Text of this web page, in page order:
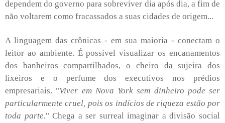
dependem do governo para sobreviver dia após dia, a fim de
não voltarem como fracassados a suas cidades de origem...
A linguagem das crônicas - em sua maioria - conectam o
leitor ao ambiente. É possível visualizar os encanamentos
dos banheiros compartilhados, o cheiro da sujeira dos
lixeiros e o perfume dos executivos nos prédios
empresariais. "Viver em Nova York sem dinheiro pode ser
particularmente cruel, pois os indícios de riqueza estão por
toda parte." Chega a ser surreal imaginar a divisão social